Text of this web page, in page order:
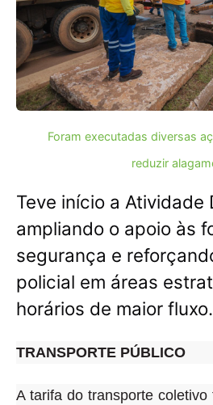
Foram executadas diversas
reduzir
Teve início a Atividade
ampliando o apoio às
segurança e
policial em áreas
horários de maior fluxo.
TRANSPORTE PÚBLICO
A tarifa do transporte